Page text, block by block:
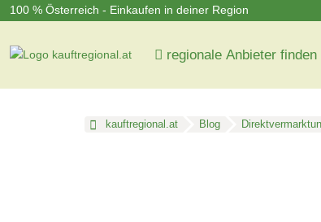
100 % Österreich - Einkaufen in deiner Region
regionale Anbieter finden
kauftregional.at Blog